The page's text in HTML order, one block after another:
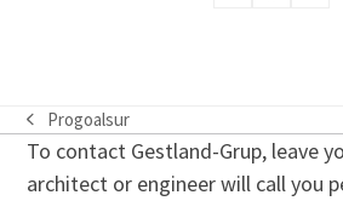
previous
post:
Progoalsur
To contact Gestland-Grup, leave
architect or engineer will call you